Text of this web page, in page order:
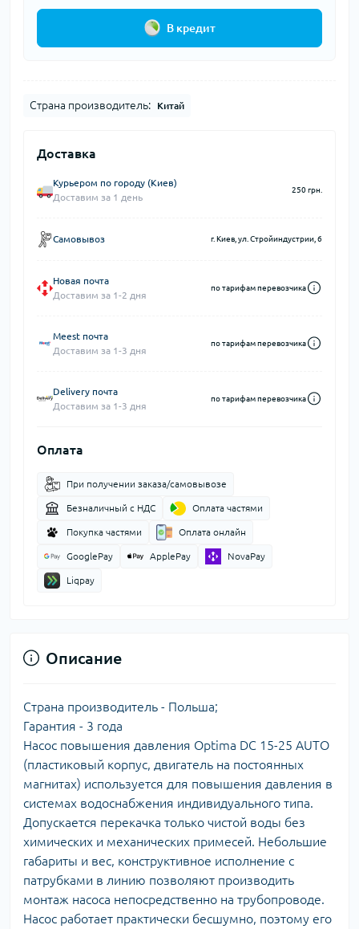
В кредит
Страна производитель: Китай
Доставка
Курьером по городу (Киев)
Доставим за 1 день
250 грн.
Самовывоз г. Киев, ул. Стройиндустрии, 6
Новая почта
Доставим за 1-2 дня
по тарифам перевозчика
Meest почта
Доставим за 1-3 дня
по тарифам перевозчика
Delivery почта
Доставим за 1-3 дня
по тарифам перевозчика
Оплата
При получении заказа/самовывозе
Безналичный с НДС Оплата частями
Покупка частями Оплата онлайн
GooglePay ApplePay NovaPay
Liqpay
Описание
Страна производитель - Польша;
Гарантия - 3 года
Насос повышения давления Optima DC 15-25 AUTO
(пластиковый корпус, двигатель на постоянных
магнитах) используется для повышения давления в
системах водоснабжения индивидуального типа.
Допускается перекачка только чистой воды без
химических и механических примесей. Небольшие
габариты и вес, конструктивное исполнение с
патрубками в линию позволяют производить
монтаж насоса непосредственно на трубопроводе.
Насос работает практически бесшумно, поэтому его